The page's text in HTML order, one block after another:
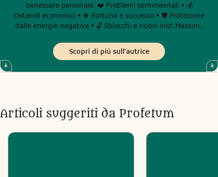
benessere personale. ❤️ Problemi sentimentali • 💰
Ostacoli economici • 🍀 Fortuna e successo • 🛡️ Protezione
dalle energie negative • 🔓 Sblocchi e nuovi inizi Massima
Scopri di più sull'autrice
Articoli suggeriti da Profetum